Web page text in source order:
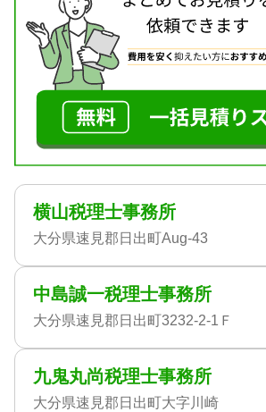
横山税理士事務所
大分県速見郡日出町Aug-43
中島誠一税理士事務所
大分県速見郡日出町3232-2-1Ｆ
九鬼丸尚税理士事務所
大分県速見郡日出町大字川崎